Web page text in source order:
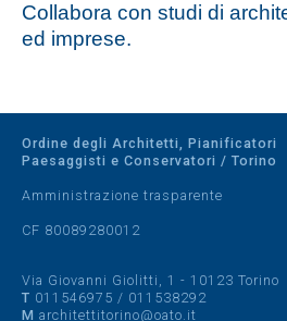
Collabora con studi di
ed imprese.
Ordine degli Architetti, Pianificatori
Paesaggisti e Conservatori / Torino
Amministrazione trasparente
CF 80089280012
Via Giovanni Giolitti, 1 - 10123 Torino
T 011546975 / 011538292
M architettitorino@oato.it